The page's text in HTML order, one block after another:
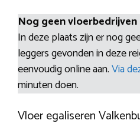
Nog geen
In deze plaats zijn er nog
leggers gevonden in deze
eenvoudig online aan.Via
minuten doen.
Vloer egaliseren